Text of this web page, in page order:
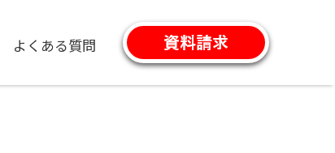
よくある質問